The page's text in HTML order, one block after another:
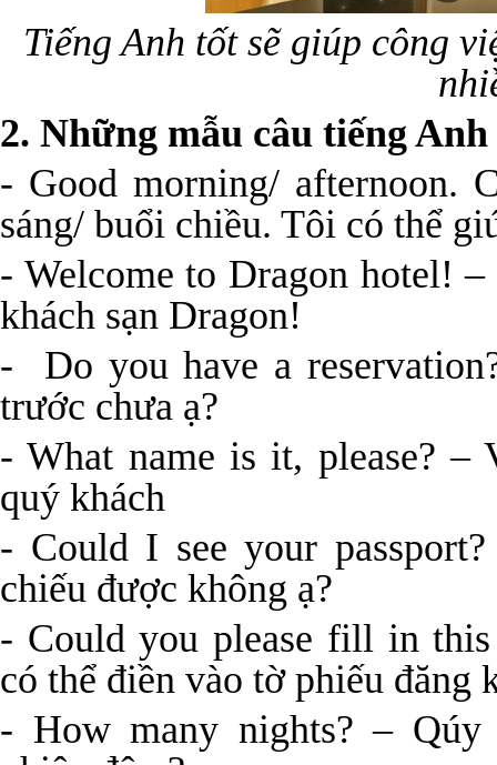
Tiếng Anh tốt sẽ giúp công
2. Những mẫu câu tiếng
- Good morning/ afternoon.
sáng/ buổi chiều. Tôi có thể
- Welcome to Dragon hotel!
khách sạn Dragon!
- Do you have a
trước chưa ạ?
- What name is it, please?
quý khách
- Could I see your
chiếu được không ạ?
- Could you please fill in
có thể điền vào tờ phiếu đăng
- How many nights? – Qúy